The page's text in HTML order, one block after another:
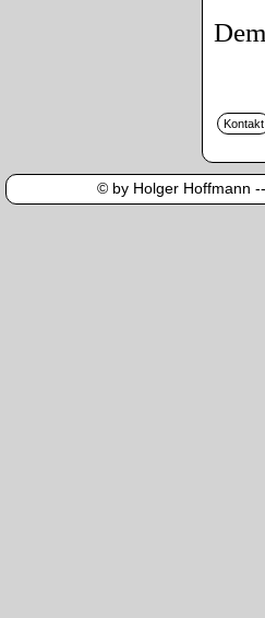
© by Holger Hoffmann